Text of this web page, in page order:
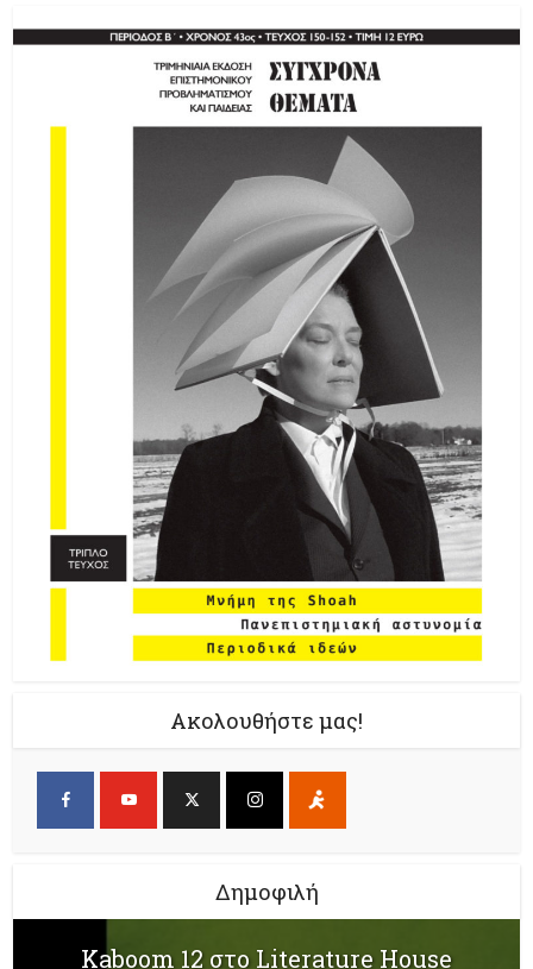
Ακολουθήστε μας!
Δημοφιλή
Kaboom 12 στο Literature House